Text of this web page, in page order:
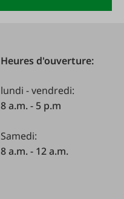
Heures d'ouverture:
lundi - vendredi:
8 a.m. - 5 p.m
Samedi:
8 a.m. - 12 a.m.